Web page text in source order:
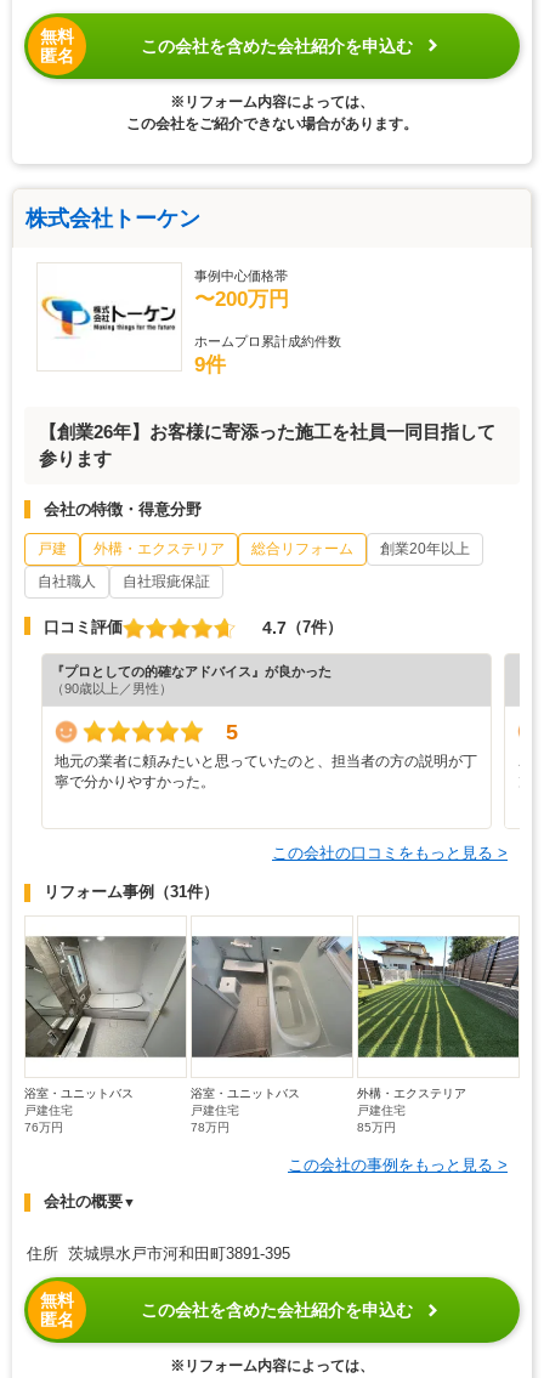
無料
匿名
この会社を含めた会社紹介を申込む
※リフォーム内容によっては、
この会社をご紹介できない場合があります。
株式会社トーケン
事例中心価格帯
〜200万円
ホームプロ累計成約件数
9件
【創業26年】お客様に寄添った施工を社員一同目指して
参ります
会社の特徴・得意分野
戸建 外構・エクステリア 総合リフォーム
創業20年以上
自社職人
自社瑕疵保証
口コミ評価 4.7 （7件）
『プロとしての的確なアドバイス』が良かった
（90歳以上／男性）
5
地元の業者に頼みたいと思っていたのと、担当者の方の説明が丁
寧で分かりやすかった。
こ
ン
この会社の口コミをもっと見る >
リフォーム事例 （31件）
浴室・ユニットバス
戸建住宅
76万円
浴室・ユニットバス
戸建住宅
78万円
外構・エクステリア
戸建住宅
85万円
この会社の事例をもっと見る >
会社の概要▼
住所 茨城県水戸市河和田町3891-395
無料
匿名
この会社を含めた会社紹介を申込む
※リフォーム内容によっては、